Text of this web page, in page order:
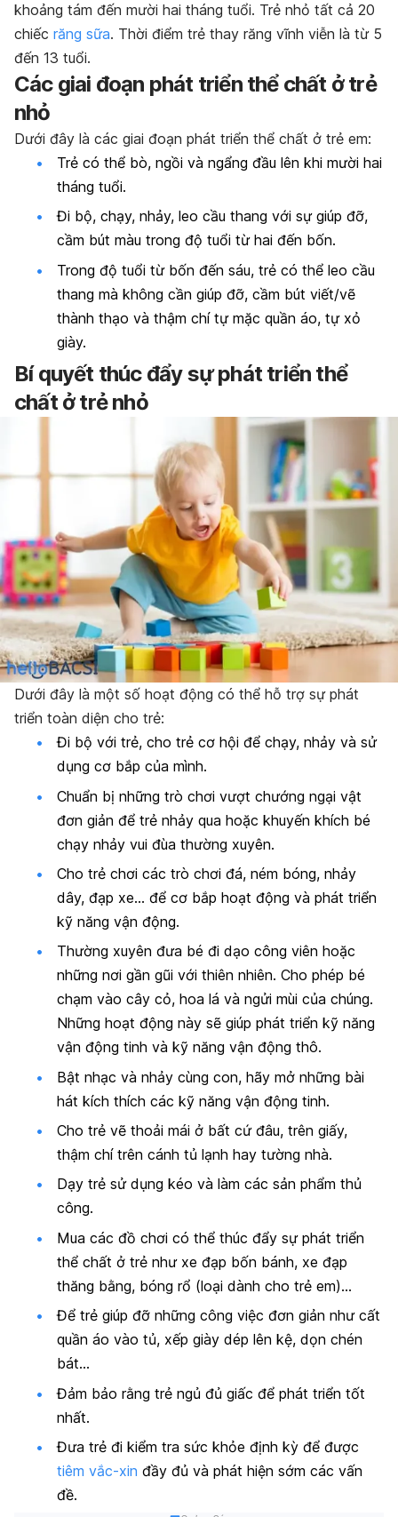
khoảng tám đến mười hai tháng tuổi. Trẻ nhỏ tất cả 20
chiếc răng sữa. Thời điểm trẻ thay răng vĩnh viễn là từ 5
đến 13 tuổi.
Các giai đoạn phát triển thể chất ở trẻ
nhỏ
Dưới đây là các giai đoạn phát triển thể chất ở trẻ em:
Trẻ có thể bò, ngồi và ngẩng đầu lên khi mười hai
tháng tuổi.
Đi bộ, chạy, nhảy, leo cầu thang với sự giúp đỡ,
cầm bút màu trong độ tuổi từ hai đến bốn.
Trong độ tuổi từ bốn đến sáu, trẻ có thể leo cầu
thang mà không cần giúp đỡ, cầm bút viết/vẽ
thành thạo và thậm chí tự mặc quần áo, tự xỏ
giày.
Bí quyết thúc đẩy sự phát triển thể
chất ở trẻ nhỏ
Dưới đây là một số hoạt động có thể hỗ trợ sự phát
triển toàn diện cho trẻ:
Đi bộ với trẻ, cho trẻ cơ hội để chạy, nhảy và sử
dụng cơ bắp của mình.
Chuẩn bị những trò chơi vượt chướng ngại vật
đơn giản để trẻ nhảy qua hoặc khuyến khích bé
chạy nhảy vui đùa thường xuyên.
Cho trẻ chơi các trò chơi đá, ném bóng, nhảy
dây, đạp xe… để cơ bắp hoạt động và phát triển
kỹ năng vận động.
Thường xuyên đưa bé đi dạo công viên hoặc
những nơi gần gũi với thiên nhiên. Cho phép bé
chạm vào cây cỏ, hoa lá và ngửi mùi của chúng.
Những hoạt động này sẽ giúp phát triển kỹ năng
vận động tinh và kỹ năng vận động thô.
Bật nhạc và nhảy cùng con, hãy mở những bài
hát kích thích các kỹ năng vận động tinh.
Cho trẻ vẽ thoải mái ở bất cứ đâu, trên giấy,
thậm chí trên cánh tủ lạnh hay tường nhà.
Dạy trẻ sử dụng kéo và làm các sản phẩm thủ
công.
Mua các đồ chơi có thể thúc đẩy sự phát triển
thể chất ở trẻ như xe đạp bốn bánh, xe đạp
thăng bằng, bóng rổ (loại dành cho trẻ em)…
Để trẻ giúp đỡ những công việc đơn giản như cất
quần áo vào tủ, xếp giày dép lên kệ, dọn chén
bát…
Đảm bảo rằng trẻ ngủ đủ giấc để phát triển tốt
nhất.
Đưa trẻ đi kiểm tra sức khỏe định kỳ để được
tiêm vắc-xin đầy đủ và phát hiện sớm các vấn
đề.